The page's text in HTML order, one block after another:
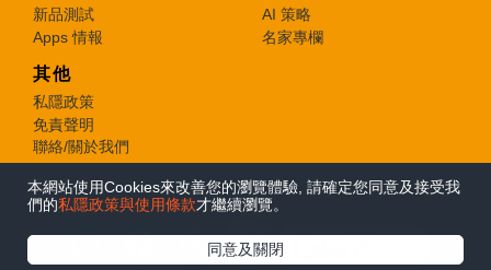
本網站使用Cookies來改善您的瀏覽體驗, 請確定您同意及接受我
們的私隱政策與使用條款才繼續瀏覽。
同意及關閉
新品測試
Apps 情報
AI 策略
名家專欄
其他
私隱政策
免責聲明
聯絡/關於我們
© 2026 e-zone. All Rights Reserved.